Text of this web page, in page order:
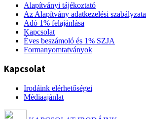
Alapítványi tájékoztató
Az Alapítvány adatkezelési szabályzata
Adó 1% felajánlása
Kapcsolat
Éves beszámoló és 1% SZJA
Formanyomtatványok
Kapcsolat
Irodáink elérhetőségei
Médiaajánlat